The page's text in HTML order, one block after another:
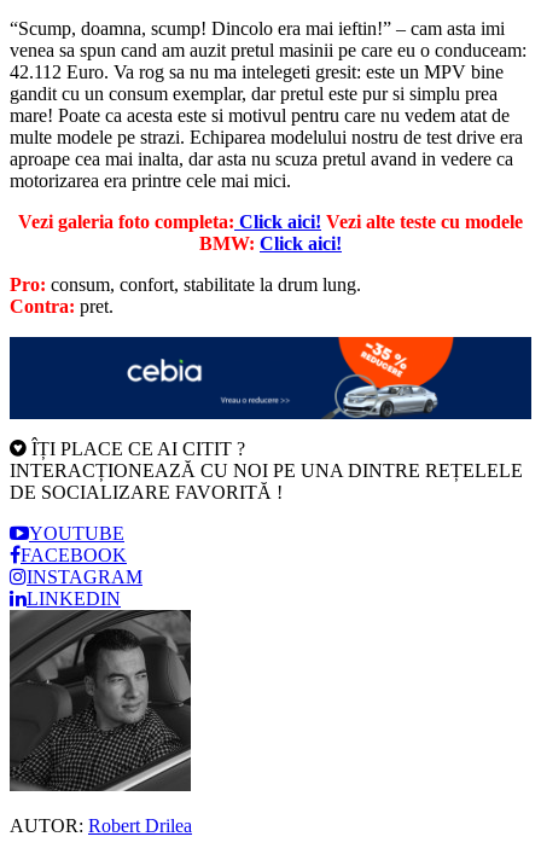
“Scump, doamna, scump! Dincolo era mai ieftin!” – cam asta imi
venea sa spun cand am auzit pretul masinii pe care eu o conduceam:
42.112 Euro. Va rog sa nu ma intelegeti gresit: este un MPV bine
gandit cu un consum exemplar, dar pretul este pur si simplu prea
mare! Poate ca acesta este si motivul pentru care nu vedem atat de
multe modele pe strazi. Echiparea modelului nostru de test drive era
aproape cea mai inalta, dar asta nu scuza pretul avand in vedere ca
motorizarea era printre cele mai mici.
Vezi galeria foto completa: Click aici! Vezi alte teste cu modele
BMW: Click aici!
Pro: consum, confort, stabilitate la drum lung.
Contra: pret.
ÎȚI PLACE CE AI CITIT ?
INTERACȚIONEAZĂ CU NOI PE UNA DINTRE REȚELELE
DE SOCIALIZARE FAVORITĂ !
YOUTUBE
FACEBOOK
INSTAGRAM
LINKEDIN
AUTOR: Robert Drilea